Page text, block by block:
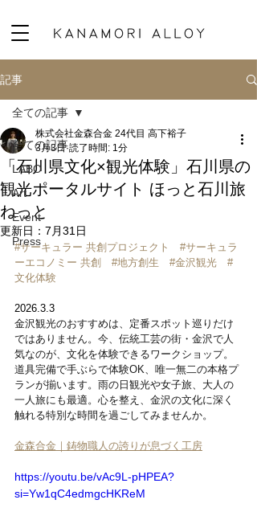
記事
全ての記事
LABO
Art
Event
Press
全ての記事
「石川県文化×観光体験」石川県の
観光ポータルサイト ほっと石川旅
ねっと
株式会社金森合金 24代目 高下裕子
3月3日 読了時間: 1分
更新日： 7月31日
#サーキュラー 共創プロジェクト #サーキュラ
ーエコノミー 共創 #地方創生 #金沢観光
#
文化体験
2026.3.3
金沢観光のおすすめは、定番スポット巡りだけ
ではありません。今、伝統工芸の街・金沢で人
気なのが、文化を体験できるワークショップ。
道具完備で手ぶらで体験OK、唯一無二の本格プ
ランが揃います。雨の日観光や女子旅、大人の
一人旅にも最適。心を整え、金沢の文化に深く
触れる特別な時間を過ごしてみませんか。
金森合金｜鋳物職人の誇りが息づく工房
https://youtu.be/vAc9L-pHPEA?
si=Yw1qC4edmgcHKReM